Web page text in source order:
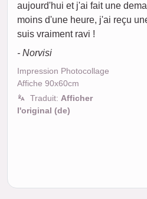
aujourd'hui et j'ai fait une
moins d'une heure, j'ai reçu
suis vraiment ravi !
- Norvisi
Impression Photocollage
Affiche 90x60cm
Traduit: Afficher
l'original (de)